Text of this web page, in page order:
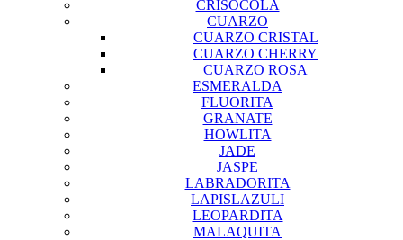
CRISOCOLA
CUARZO
CUARZO CRISTAL
CUARZO CHERRY
CUARZO ROSA
ESMERALDA
FLUORITA
GRANATE
HOWLITA
JADE
JASPE
LABRADORITA
LAPISLAZULI
LEOPARDITA
MALAQUITA